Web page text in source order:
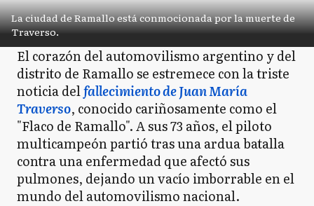
La ciudad de Ramallo está conmocionada por la muerte de
Traverso.
El corazón del automovilismo argentino y del
distrito de Ramallo se estremece con la triste
noticia delfallecimiento de Juan María
Traverso, conocido cariñosamente como el
"Flaco de Ramallo". A sus 73 años, el piloto
multicampeón partió tras una ardua batalla
contra una enfermedad que afectó sus
pulmones, dejando un vacío imborrable en el
mundo del automovilismo nacional.